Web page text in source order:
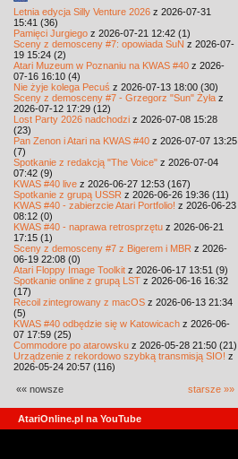
Letnia edycja Silly Venture 2026 z 2026-07-31
15:41 (36)
Pamięci Jurgiego z 2026-07-21 12:42 (1)
Sceny z demosceny #7: opowiada SuN z 2026-07-
19 15:24 (2)
Atari Muzeum w Poznaniu na KWAS #40 z 2026-
07-16 16:10 (4)
Nie żyje kolega Pecuś z 2026-07-13 18:00 (30)
Sceny z demosceny #7 - Grzegorz "Sun" Żyła z
2026-07-12 17:29 (12)
Lost Party 2026 nadchodzi z 2026-07-08 15:28
(23)
Pan Zenon i Atari na KWAS #40 z 2026-07-07 13:25
(7)
Spotkanie z redakcją "The Voice" z 2026-07-04
07:42 (9)
KWAS #40 live z 2026-06-27 12:53 (167)
Spotkanie z grupą USSR z 2026-06-26 19:36 (11)
KWAS #40 - zabierzcie Atari Portfolio! z 2026-06-23
08:12 (0)
KWAS #40 - naprawa retrosprzętu z 2026-06-21
17:15 (1)
Sceny z demosceny #7 z Bigerem i MBR z 2026-
06-19 22:08 (0)
Atari Floppy Image Toolkit z 2026-06-17 13:51 (9)
Spotkanie online z grupą LST z 2026-06-16 16:32
(17)
Recoil zintegrowany z macOS z 2026-06-13 21:34
(5)
KWAS #40 odbędzie się w Katowicach z 2026-06-
07 17:59 (25)
Commodore po atarowsku z 2026-05-28 21:50 (21)
Urządzenie z rekordowo szybką transmisją SIO! z
2026-05-24 20:57 (116)
«« nowsze starsze »»
AtariOnline.pl na YouTube